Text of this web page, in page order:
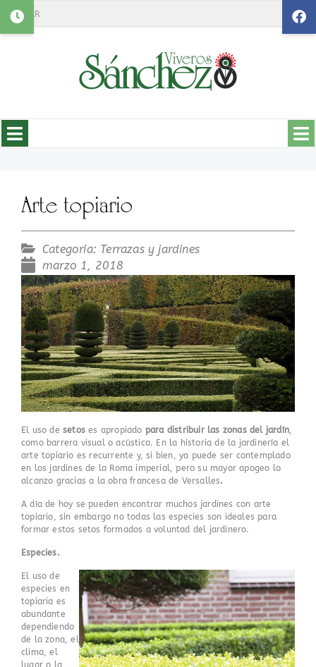
Arte topiario
Categoría: Terrazas y jardines
marzo 1, 2018
El uso de setos es apropiado para distribuir las zonas del jardín
como barrera visual o acústica. En la historia de la jardinería el
arte topiario es recurrente y, si bien, ya puede ser contemplado
en los jardines de la Roma imperial, pero su mayor apogeo lo
alcanzo gracias a la obra francesa de Versalles.
A día de hoy se pueden encontrar muchos jardines con arte
topiario, sin embargo no todas las especies son ideales para
formar estos setos formados a voluntad del jardinero.
Especies.
El uso de
especies en
topiaria es
abundante
dependiendo
de la zona, el
clima, el
lugar o la